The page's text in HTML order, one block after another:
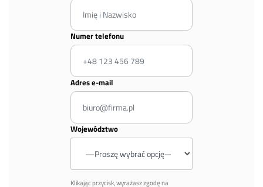
Numer telefonu
Adres e-mail
Województwo
Klikając przycisk, wyrażasz zgodę na